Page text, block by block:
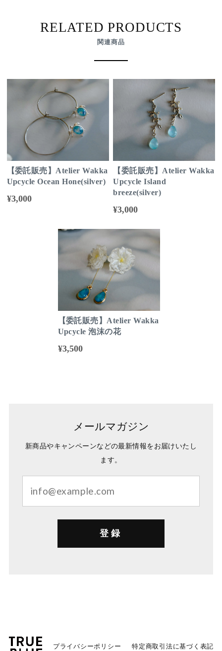
RELATED PRODUCTS
関連商品
【委託販売】Atelier Wakka
Upcycle Ocean Hone(silver)
¥3,000
【委託販売】Atelier Wakka
Upcycle Island
breeze(silver)
¥3,000
【委託販売】Atelier Wakka
Upcycle 泡沫の花
¥3,500
メールマガジン
新商品やキャンペーンなどの最新情報をお届けいたし
ます。
登録
プライバシーポリシー 特定商取引法に基づく表記